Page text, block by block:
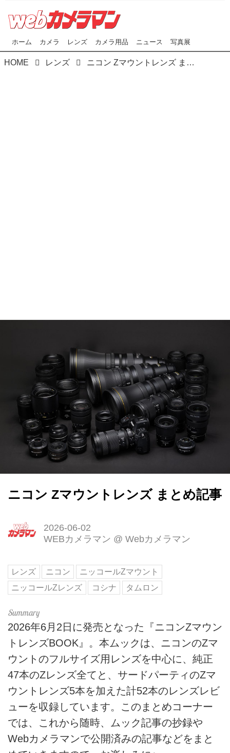
ホーム カメラ レンズ カメラ用品 ニュース 写真展
HOME レンズ ニコン Zマウントレンズ まとめ記事
ニコン Zマウントレンズ まとめ記事
2026-06-02
WEBカメラマン @ Webカメラマン
レンズ ニコン
ニッコールZマウント
ニッコールZレンズ
コシナ タムロン
2026年6月2日に発売となった『ニコンZマウン
トレンズBOOK』。本ムックは、ニコンのZマ
ウントのフルサイズ用レンズを中心に、純正
47本のZレンズ全てと、サードパーティのZマ
ウントレンズ5本を加えた計52本のレンズレビ
ューを収録しています。このまとめコーナー
では、これから随時、ムック記事の抄録や
Webカメラマンで公開済みの記事などをまと